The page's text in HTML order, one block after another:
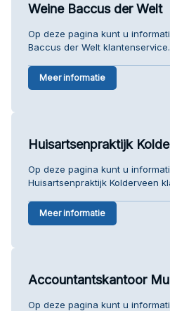
Weine Baccus der Welt
Op deze pagina kunt u
Baccus der Welt klantenservice.
Meer informatie
Huisartsenpraktijk
Op deze pagina kunt u
Huisartsenpraktijk Kolderveen
Meer informatie
Accountantskantoor
Op deze pagina kunt u